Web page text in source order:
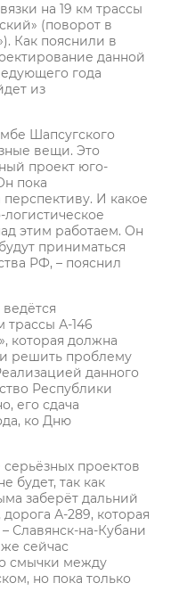
на 19 км трассы
(поворот в
Как пояснили в
данной
года
из
Шапсугского
вещи. Это
проект юго-
пока
перспективу. И какое
этим работаем. Он
приниматься
РФ, – пояснил
трассы А-146
которая должна
решить проблему
данного
Республики
его сдача
ко Дню
проектов
будет, так как
заберёт дальний
А-289, которая
Славянск-на-Кубани
сейчас
смычки между
но пока только